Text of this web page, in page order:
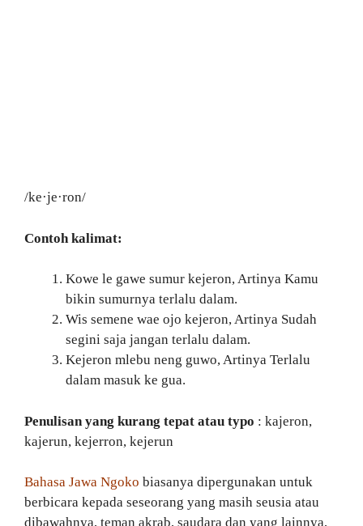
/ke·je·ron/
Contoh kalimat:
Kowe le gawe sumur kejeron, Artinya Kamu
bikin sumurnya terlalu dalam.
Wis semene wae ojo kejeron, Artinya Sudah
segini saja jangan terlalu dalam.
Kejeron mlebu neng guwo, Artinya Terlalu
dalam masuk ke gua.
Penulisan yang kurang tepat atau typo : kajeron,
kajerun, kejerron, kejerun
Bahasa Jawa Ngoko biasanya dipergunakan untuk
berbicara kepada seseorang yang masih seusia atau
dibawahnya, teman akrab, saudara dan yang lainnya,